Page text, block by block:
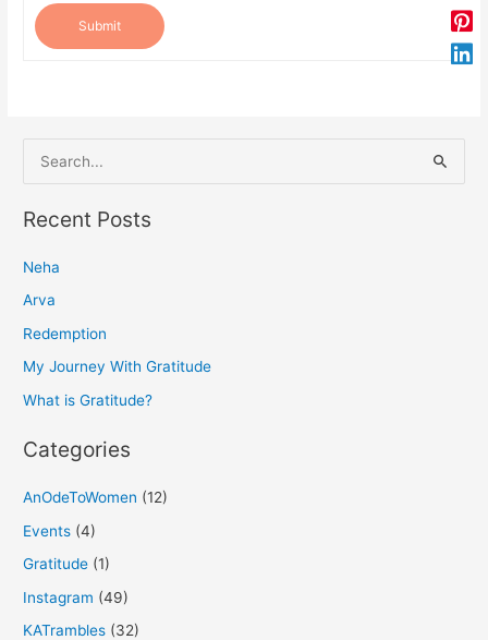
Submit
e
a
c
h
f
o
Recent Posts
Neha
Arva
Redemption
My Journey With Gratitude
What is Gratitude?
Categories
AnOdeToWomen (12)
Events (4)
Gratitude (1)
Instagram (49)
KATrambles (32)